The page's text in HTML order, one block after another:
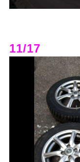
11/17